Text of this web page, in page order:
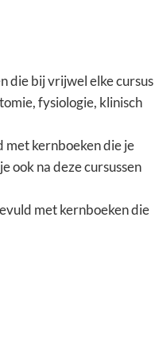
die bij vrijwel elke cursus
fysiologie, klinisch
met kernboeken die je
ook na deze cursussen
met kernboeken die